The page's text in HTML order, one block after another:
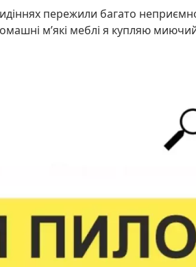
пережили багато
мʼякі меблі я купляю